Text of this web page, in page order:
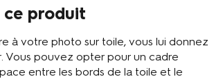
ce produit
à votre photo sur toile, vous lui donnez
Vous pouvez opter pour un cadre
entre les bords de la toile et le